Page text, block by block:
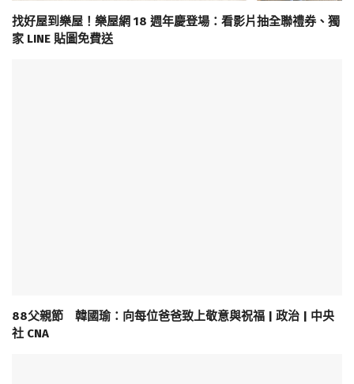
找好屋到樂屋！樂屋網 18 週年慶登場：看影片抽全聯禮券、獨
家 LINE 貼圖免費送
88父親節 韓國瑜：向每位爸爸致上敬意與祝福 | 政治 | 中央
社 CNA